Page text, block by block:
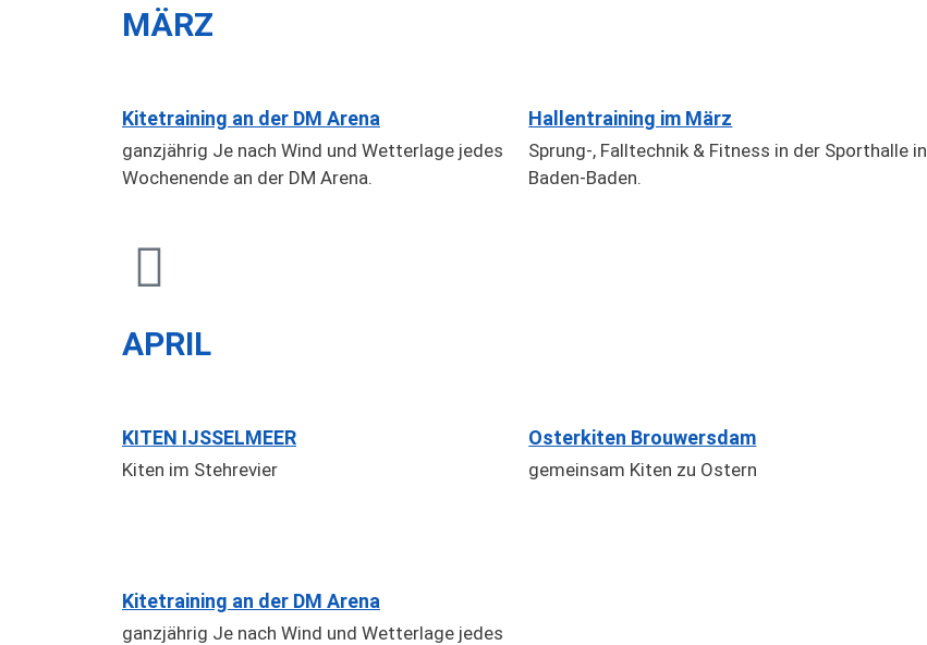
MÄRZ
Kitetraining an der DM Arena
ganzjährig Je nach Wind und Wetterlage jedes
Wochenende an der DM Arena.
Hallentraining im März
Sprung-, Falltechnik & Fitness in der Sporthalle in
Baden-Baden.
APRIL
KITEN IJSSELMEER
Kiten im Stehrevier
Osterkiten Brouwersdam
gemeinsam Kiten zu Ostern
Kitetraining an der DM Arena
ganzjährig Je nach Wind und Wetterlage jedes